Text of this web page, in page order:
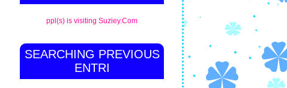
ppl(s) is visiting Suziey.Com
SEARCHING PREVIOUS
ENTRI